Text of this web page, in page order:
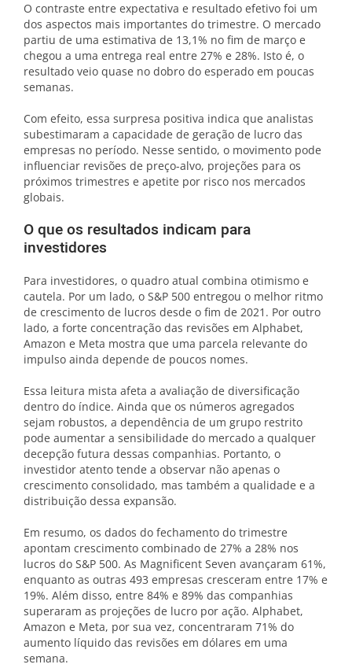
O contraste entre expectativa e resultado efetivo foi um
dos aspectos mais importantes do trimestre. O mercado
partiu de uma estimativa de 13,1% no fim de março e
chegou a uma entrega real entre 27% e 28%. Isto é, o
resultado veio quase no dobro do esperado em poucas
semanas.
Com efeito, essa surpresa positiva indica que analistas
subestimaram a capacidade de geração de lucro das
empresas no período. Nesse sentido, o movimento pode
influenciar revisões de preço-alvo, projeções para os
próximos trimestres e apetite por risco nos mercados
globais.
O que os resultados indicam para
investidores
Para investidores, o quadro atual combina otimismo e
cautela. Por um lado, o S&P 500 entregou o melhor ritmo
de crescimento de lucros desde o fim de 2021. Por outro
lado, a forte concentração das revisões em Alphabet,
Amazon e Meta mostra que uma parcela relevante do
impulso ainda depende de poucos nomes.
Essa leitura mista afeta a avaliação de diversificação
dentro do índice. Ainda que os números agregados
sejam robustos, a dependência de um grupo restrito
pode aumentar a sensibilidade do mercado a qualquer
decepção futura dessas companhias. Portanto, o
investidor atento tende a observar não apenas o
crescimento consolidado, mas também a qualidade e a
distribuição dessa expansão.
Em resumo, os dados do fechamento do trimestre
apontam crescimento combinado de 27% a 28% nos
lucros do S&P 500. As Magnificent Seven avançaram 61%,
enquanto as outras 493 empresas cresceram entre 17% e
19%. Além disso, entre 84% e 89% das companhias
superaram as projeções de lucro por ação. Alphabet,
Amazon e Meta, por sua vez, concentraram 71% do
aumento líquido das revisões em dólares em uma
semana.